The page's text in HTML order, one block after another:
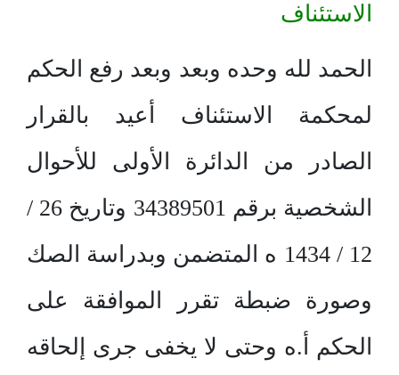
الاستئناف
الحمد لله وحده وبعد وبعد رفع الحكم
لمحكمة الاستئناف أعيد بالقرار
الصادر من الدائرة الأولى للأحوال
الشخصية برقم 34389501 وتاريخ 26 /
12 / 1434 ه المتضمن وبدراسة الصك
وصورة ضبطة تقرر الموافقة على
الحكم أ.ه وحتى لا يخفى جرى إلحاقه